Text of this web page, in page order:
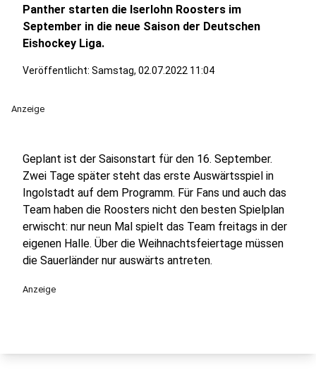
Panther starten die Iserlohn Roosters im
September in die neue Saison der Deutschen
Eishockey Liga.
Veröffentlicht: Samstag, 02.07.2022 11:04
Anzeige
Geplant ist der Saisonstart für den 16. September.
Zwei Tage später steht das erste Auswärtsspiel in
Ingolstadt auf dem Programm. Für Fans und auch das
Team haben die Roosters nicht den besten Spielplan
erwischt: nur neun Mal spielt das Team freitags in der
eigenen Halle. Über die Weihnachtsfeiertage müssen
die Sauerländer nur auswärts antreten.
Anzeige